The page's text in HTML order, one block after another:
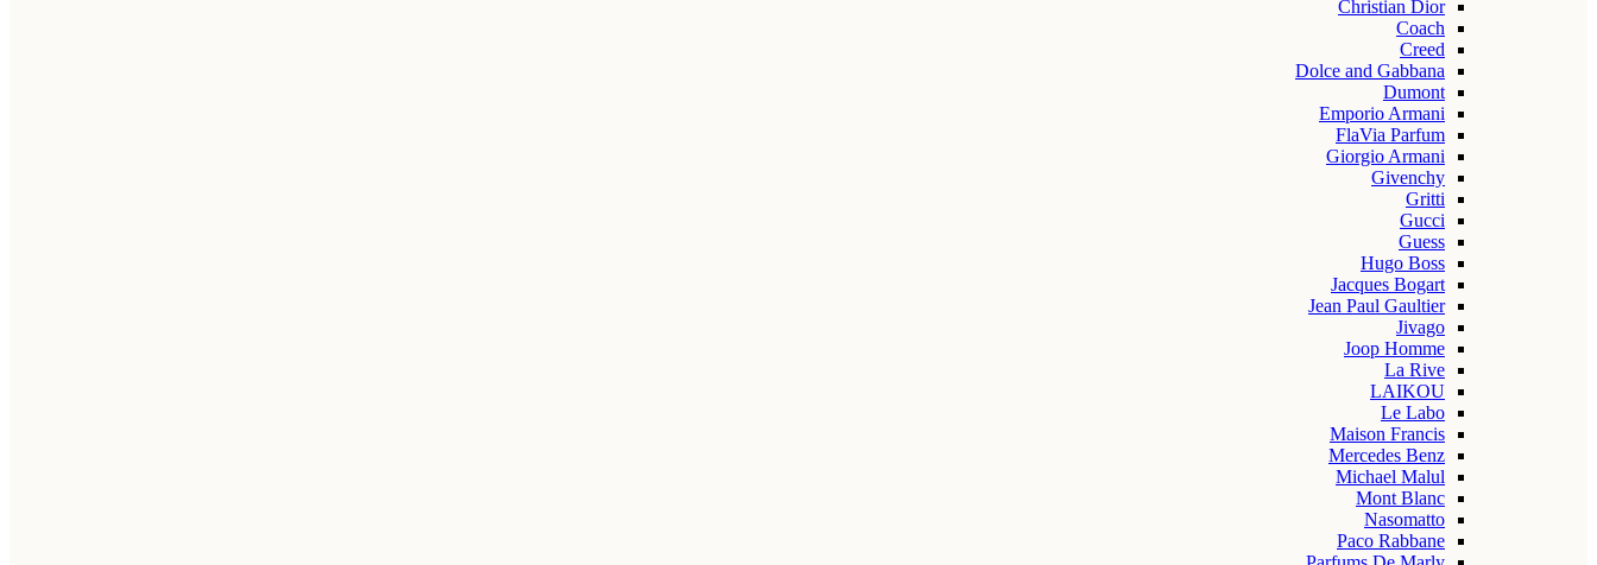
Christian Dior
Coach
Creed
Dolce and Gabbana
Dumont
Emporio Armani
FlaVia Parfum
Giorgio Armani
Givenchy
Gritti
Gucci
Guess
Hugo Boss
Jacques Bogart
Jean Paul Gaultier
Jivago
Joop Homme
La Rive
LAIKOU
Le Labo
Maison Francis
Mercedes Benz
Michael Malul
Mont Blanc
Nasomatto
Paco Rabbane